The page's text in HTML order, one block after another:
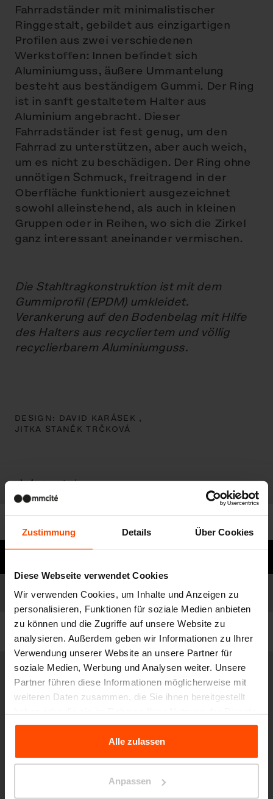
Zustimmung Details Über Cookies
Diese Webseite verwendet Cookies
Wir verwenden Cookies, um Inhalte und Anzeigen zu
personalisieren, Funktionen für soziale Medien anbieten
zu können und die Zugriffe auf unsere Website zu
analysieren. Außerdem geben wir Informationen zu Ihrer
Verwendung unserer Website an unsere Partner für
soziale Medien, Werbung und Analysen weiter. Unsere
Partner führen diese Informationen möglicherweise mit
weiteren Daten zusammen, die Sie ihnen bereitgestellt
gesammelt haben.
Für weitere Informationen besuchen Sie bitte Principles
Alle zulassen
Anpassen
Fahrradständer mit minimalistischer
Ringgestalt, gebildet aus einzigartigen
Profilen aus zwei verschiedenen
Werkstoffen: Innen befindet sich
Aluminiumguss, äußere Ummantelung
besteht aus beständigem Gummi. Der Ring
ist in sanft gestaltetem Halter aus
Aluminium angebracht. Dieser
Fahrradständer ist fest genug, um den
Fahrrad zu unterstützen, aber auch weich,
um es nicht zu beschädigen. Der Ring ohne
unnötigen Schmuck, freitragend in der
Oberfläche funktioniert ausgezeichnet
sowohl alleinstehend, als auch in kleinen
Gruppen oder in Reihen, wo sich die Zirkel
ganz interessant aneinander vermischen.
Die Stahltragkonstruktion ist mit dem
Gummiprofil (EPDM) umkleidet.
Verankerung auf den Bodenbelag mit Hilfe
des Halters aus recycliertem und völlig
recyclierbarem Aluminiumguss.
DESIGN: DAVID KARÁSEK ,
JITKA STANĚK TRČKOVÁ
Material
Zum Herunterladen
Brauchen Sie Hilfe?
Modelle Liste der Modelle
Filter
Fahrradständer